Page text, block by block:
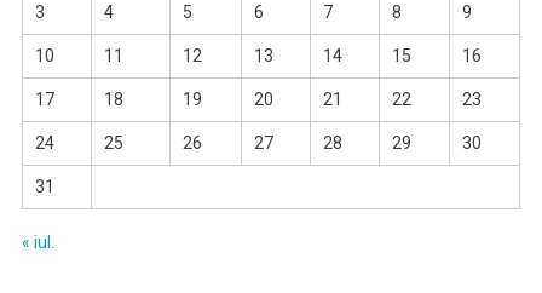
3 4 5 6 7 8 9
10 11 12 13 14 15 16
17 18 19 20 21 22 23
24 25 26 27 28 29 30
31
« iul.